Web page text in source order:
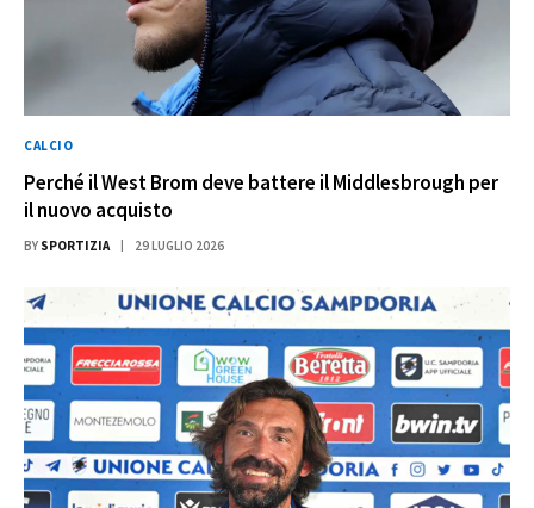
CALCIO
Perché il West Brom deve battere il Middlesbrough per
il nuovo acquisto
BY SPORTIZIA 29 LUGLIO 2026